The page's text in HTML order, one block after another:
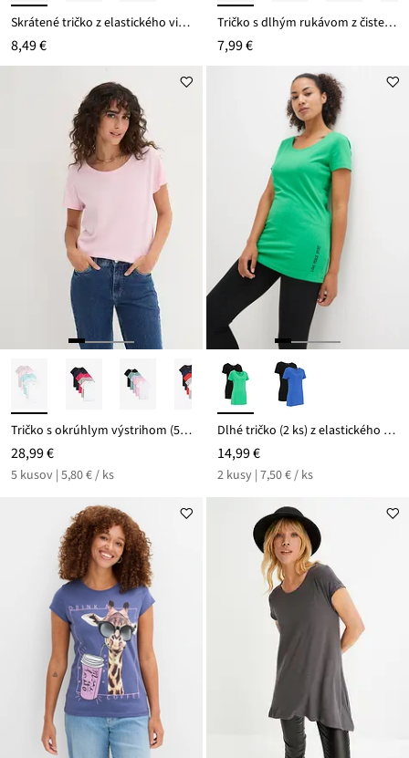
Skrátené tričko z elastického viskózového mixu
8,49 €
Tričko s dlhým rukávom z čistej bio bavlny
7,99 €
Tričko s okrúhlym výstrihom (5 ks)
28,99 €
5 kusov | 5,80 € / ks
Dlhé tričko (2 ks) z elastického bavlneného mixu
14,99 €
2 kusy | 7,50 € / ks